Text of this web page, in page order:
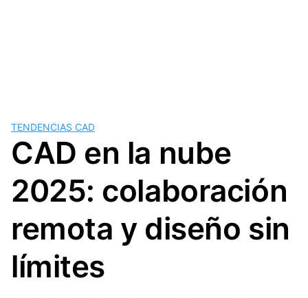
TENDENCIAS CAD
CAD en la nube
2025: colaboración
remota y diseño sin
límites